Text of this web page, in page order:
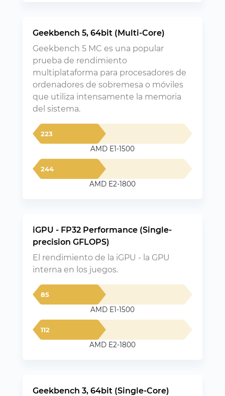
Geekbench 5, 64bit (Multi-Core)
Geekbench 5 MC es una popular
prueba de rendimiento
multiplataforma para procesadores de
ordenadores de sobremesa o móviles
que utiliza intensamente la memoria
del sistema.
223
AMD E1-1500
244
AMD E2-1800
iGPU - FP32 Performance (Single-
precision GFLOPS)
El rendimiento de la iGPU - la GPU
interna en los juegos.
85
AMD E1-1500
112
AMD E2-1800
Geekbench 3, 64bit (Single-Core)